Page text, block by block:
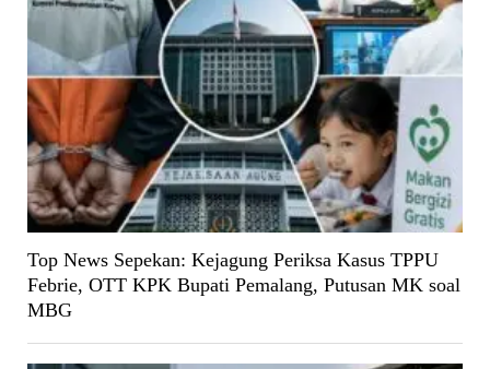
Top News Sepekan: Kejagung Periksa Kasus TPPU
Febrie, OTT KPK Bupati Pemalang, Putusan MK soal
MBG